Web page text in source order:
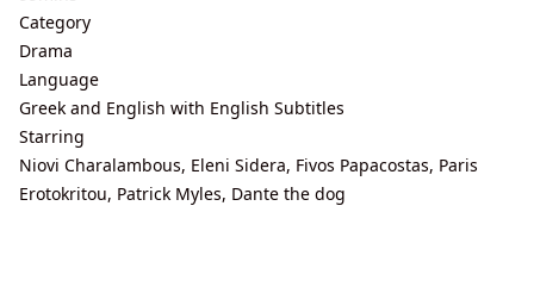
Category
Drama
Language
Greek and English with English Subtitles
Starring
Niovi Charalambous, Eleni Sidera, Fivos Papacostas, Paris
Erotokritou, Patrick Myles, Dante the dog